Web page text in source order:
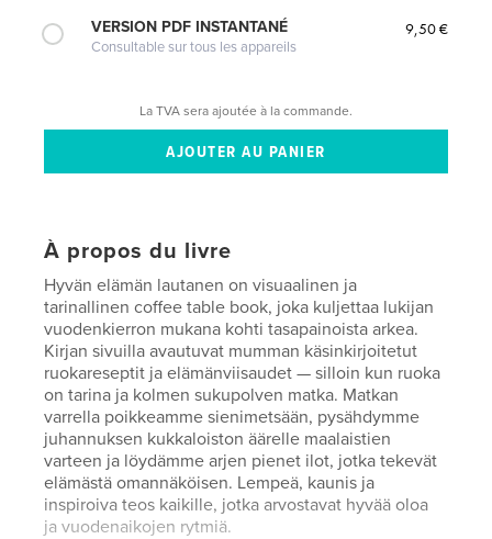
VERSION PDF INSTANTANÉ
Consultable sur tous les appareils
9,50 €
La TVA sera ajoutée à la commande.
À propos du livre
Hyvän elämän lautanen on visuaalinen ja
tarinallinen coffee table book, joka kuljettaa lukijan
vuodenkierron mukana kohti tasapainoista arkea.
Kirjan sivuilla avautuvat mumman käsinkirjoitetut
ruokareseptit ja elämänviisaudet — silloin kun ruoka
on tarina ja kolmen sukupolven matka. Matkan
varrella poikkeamme sienimetsään, pysähdymme
juhannuksen kukkaloiston äärelle maalaistien
varteen ja löydämme arjen pienet ilot, jotka tekevät
elämästä omannäköisen. Lempeä, kaunis ja
inspiroiva teos kaikille, jotka arvostavat hyvää oloa
ja vuodenaikojen rytmiä.